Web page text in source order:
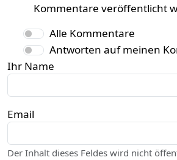
Kommentare veröffentlicht
Alle Kommentare
Antworten auf meinen
Ihr Name
Email
Der Inhalt dieses Feldes wird nicht